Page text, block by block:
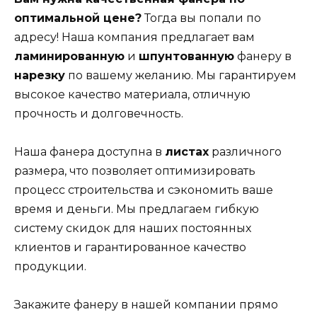
оптимальной цене?Тогда вы попали по
адресу! Наша компания предлагает вам
ламинированную и шпунтованную фанеру в
нарезку по вашему желанию. Мы гарантируем
высокое качество материала, отличную
прочность и долговечность.
Наша фанера доступна в листах различного
размера, что позволяет оптимизировать
процесс строительства и сэкономить ваше
время и деньги. Мы предлагаем гибкую
систему скидок для наших постоянных
клиентов и гарантированное качество
продукции.
Закажите фанеру в нашей компании прямо